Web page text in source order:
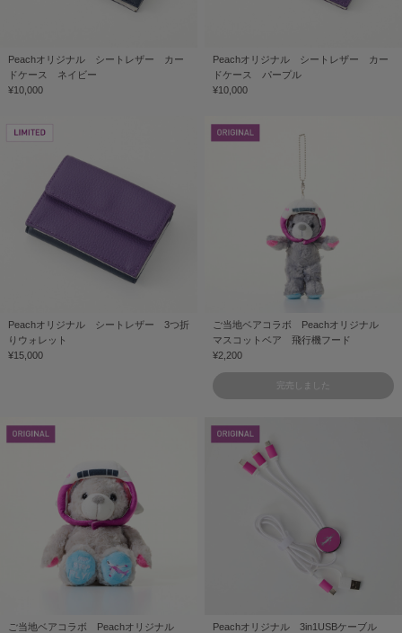
Peachオリジナル シートレザー カー
ドケース ネイビー
¥10,000
Peachオリジナル シートレザー カー
ドケース パープル
¥10,000
Peachオリジナル シートレザー 3つ折
りウォレット
¥15,000
ご当地ベアコラボ Peachオリジナル
マスコットベア 飛行機フード
¥2,200
完売しました
ご当地ベアコラボ Peachオリジナル
Peachオリジナル 3in1USBケーブル